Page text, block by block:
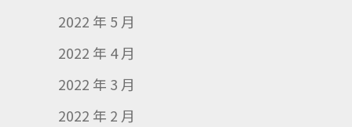
2022 年 5 月
2022 年 4 月
2022 年 3 月
2022 年 2 月